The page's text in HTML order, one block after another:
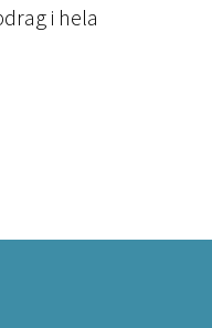
i hela